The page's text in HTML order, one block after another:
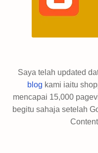
Saya telah updated
blog kami iaitu
mencapai 15,000
begitu sahaja setelah